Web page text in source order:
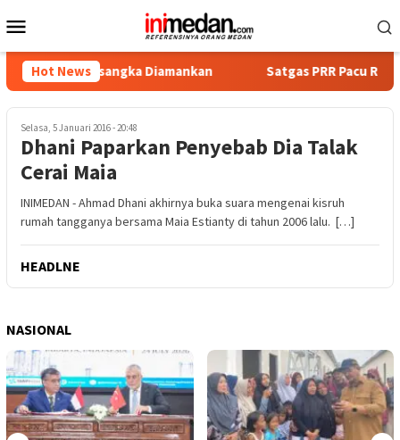
ke
Mobile
Hot News
Tersangka Diamankan Satgas PRR Pacu Realisasi
Selasa, 5 Januari 2016 - 20:48
Dhani Paparkan Penyebab Dia Talak
Cerai Maia
INIMEDAN - Ahmad Dhani akhirnya buka suara mengenai kisruh
rumah tangganya bersama Maia Estianty di tahun 2006 lalu. […]
HEADLNE
NASIONAL